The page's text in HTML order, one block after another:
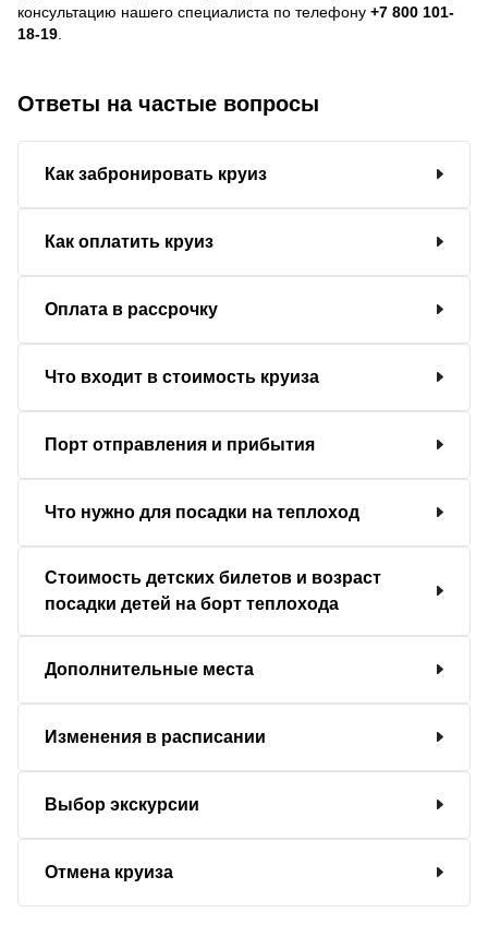
консультацию нашего специалиста по телефону +7 800 101-
18-19
Ответы на частые вопросы
Как забронировать круиз
Как оплатить круиз
Оплата в рассрочку
Что входит в стоимость круиза
Порт отправления и прибытия
Что нужно для посадки на теплоход
Стоимость детских билетов и возраст
посадки детей на борт теплохода
Дополнительные места
Изменения в расписании
Выбор экскурсии
Отмена круиза